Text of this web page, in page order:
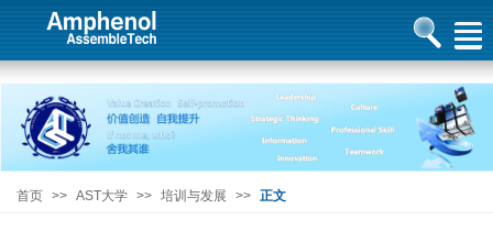
首页 >> AST大学 >> 培训与发展 >> 正文